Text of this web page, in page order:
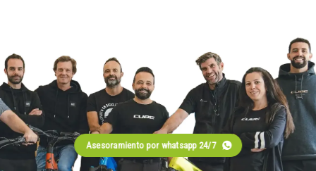
Asesoramiento por whatsapp 24/7